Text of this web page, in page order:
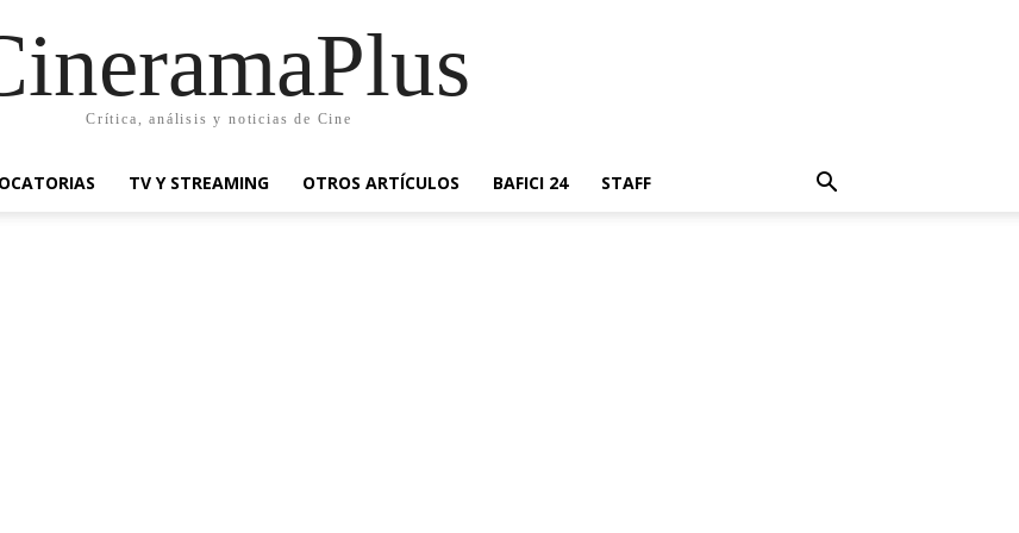
Crítica, análisis y noticias de Cine
TV Y STREAMING OTROS ARTÍCULOS BAFICI 24 STAFF